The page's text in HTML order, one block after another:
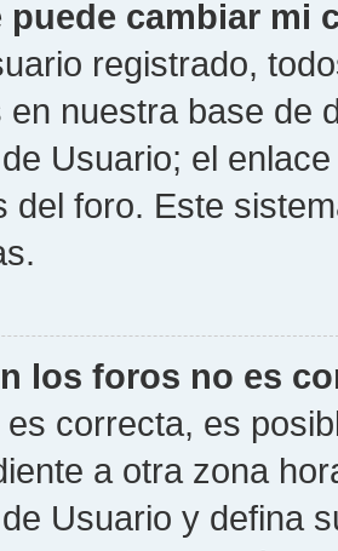
puede cambiar mi
registrado,
en nuestra base de
Usuario; el
del foro. Este
los foros no es
correcta, es
a otra zona
Usuario y defina